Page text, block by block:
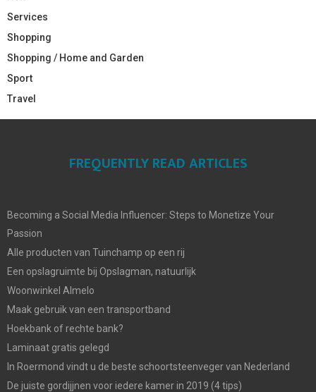
Services
Shopping
Shopping / Home and Garden
Sport
Travel
FREQUENTLY READ ARTICLES
Becoming a Social Media Influencer: Steps to Monetize Your
Passion
Alle producten van Tuinchamp op een rij
Een opslagruimte bij Opslagman, natuurlijk
Woonwinkel Almelo
Maak gebruik van een transportband
Hoekbank of rechte bank?
Laminaat gratis gelegd
In Roermond vindt u de beste schoortsteenveger van Nederland
De juiste gordijjnen voor iedere kamer in 2019 (4 tips)